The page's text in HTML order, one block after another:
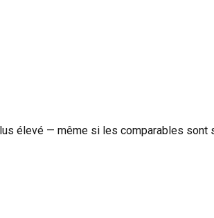
élevé — même si les comparables sont